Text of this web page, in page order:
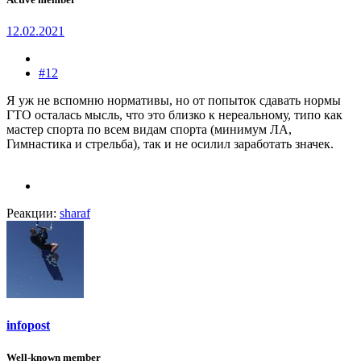
12.02.2021
#12
Я уж не вспомню нормативы, но от попыток сдавать нормы
ГТО осталась мысль, что это близко к нереальному, типо как
мастер спорта по всем видам спорта (минимум ЛА,
Гимнастика и стрельба), так и не осилил заработать значек.
Реакции: sharaf
infopost
Well-known member